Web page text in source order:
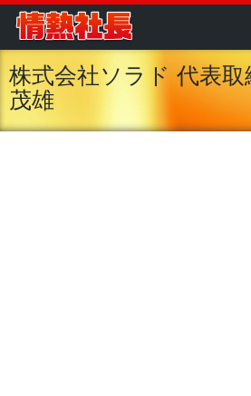
株式会社ソラド 代表取
茂雄